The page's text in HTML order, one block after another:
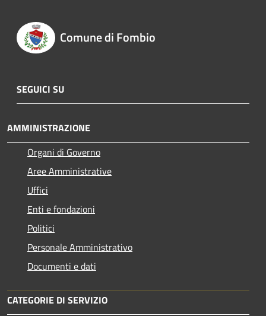
Comune di Fombio
SEGUICI SU
AMMINISTRAZIONE
Organi di Governo
Aree Amministrative
Uffici
Enti e fondazioni
Politici
Personale Amministrativo
Documenti e dati
CATEGORIE DI SERVIZIO